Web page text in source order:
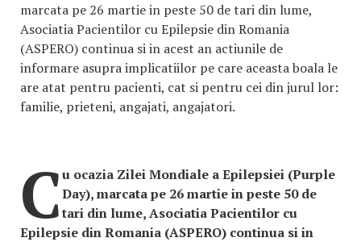
marcata pe 26 martie in peste 50 de tari din lume,
Asociatia Pacientilor cu Epilepsie din Romania
(ASPERO) continua si in acest an actiunile de
informare asupra implicatiilor pe care aceasta boala le
are atat pentru pacienti, cat si pentru cei din jurul lor:
familie, prieteni, angajati, angajatori.
Cu ocazia Zilei Mondiale a Epilepsiei (Purple
Day), marcata pe 26 martie in peste 50 de
tari din lume, Asociatia Pacientilor cu
Epilepsie din Romania (ASPERO) continua si in